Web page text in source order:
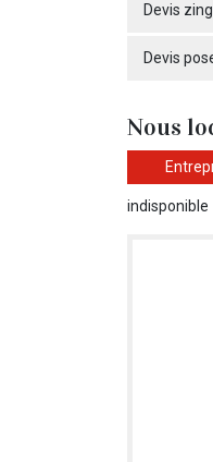
Devis
Devis
Nous
indisponible